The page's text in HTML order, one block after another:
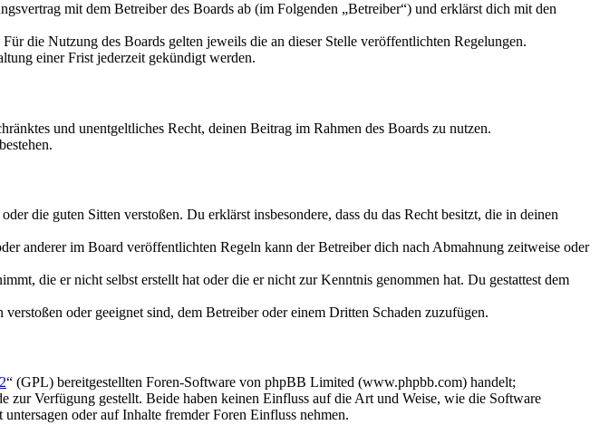
mit dem Betreiber des Boards ab (im Folgenden „Betreiber“) und erklärst dich mit den
die Nutzung des Boards gelten jeweils die an dieser Stelle veröffentlichten Regelungen.
einer Frist jederzeit gekündigt werden.
und unentgeltliches Recht, deinen Beitrag im Rahmen des Boards zu nutzen.
die guten Sitten verstoßen. Du erklärst insbesondere, dass du das Recht besitzt, die in deinen
anderer im Board veröffentlichten Regeln kann der Betreiber dich nach Abmahnung zeitweise oder
die er nicht selbst erstellt hat oder die er nicht zur Kenntnis genommen hat. Du gestattest dem
oder geeignet sind, dem Betreiber oder einem Dritten Schaden zuzufügen.
“ (GPL) bereitgestellten Foren-Software von phpBB Limited (www.phpbb.com) handelt;
Verfügung gestellt. Beide haben keinen Einfluss auf die Art und Weise, wie die Software
oder auf Inhalte fremder Foren Einfluss nehmen.